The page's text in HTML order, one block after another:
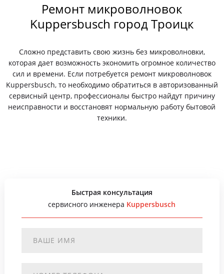
Ремонт микроволновок
Kuppersbusch город Троицк
Сложно представить свою жизнь без микроволновки,
которая дает возможность экономить огромное количество
сил и времени. Если потребуется ремонт микроволновок
Kuppersbusch, то необходимо обратиться в авторизованный
сервисный центр, профессионалы быстро найдут причину
неисправности и восстановят нормальную работу бытовой
техники.
Быстрая консультация
сервисного инженера Kuppersbusch